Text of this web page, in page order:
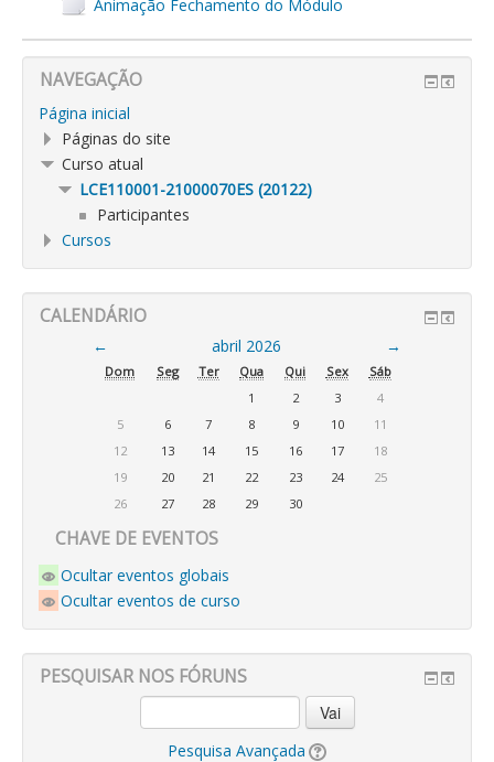
Animação Fechamento do Módulo
NAVEGAÇÃO
Página inicial
Páginas do site
Curso atual
LCE110001-21000070ES (20122)
Participantes
Cursos
CALENDÁRIO
← abril 2026 →
Dom Seg Ter Qua Qui Sex
Sáb
1
2 3
4
5
6 7 8 9 10
11
12
13 14 15 16 17
18
19
20 21 22 23 24
25
26
27 28 29 30
CHAVE DE EVENTOS
Ocultar eventos globais
Ocultar eventos de curso
PESQUISAR NOS FÓRUNS
Vai
Pesquisa Avançada